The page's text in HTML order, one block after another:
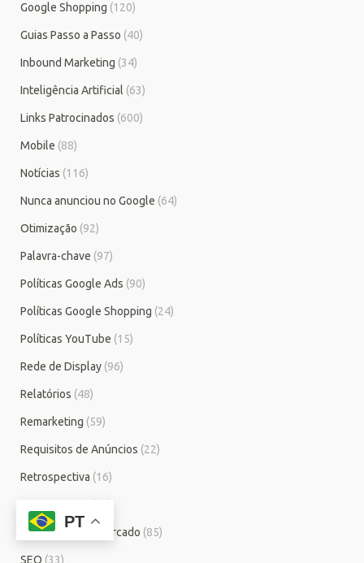
Google Shopping (120)
Guias Passo a Passo (40)
Inbound Marketing (34)
Inteligência Artificial (63)
Links Patrocinados (600)
Mobile (88)
Notícias (116)
Nunca anunciou no Google (64)
Otimização (92)
Palavra-chave (97)
Políticas Google Ads (90)
Políticas Google Shopping (24)
Políticas YouTube (15)
Rede de Display (96)
Relatórios (48)
Remarketing (59)
Requisitos de Anúncios (22)
Retrospectiva (16)
Segmentos do Mercado (85)
SEO (33)
PT